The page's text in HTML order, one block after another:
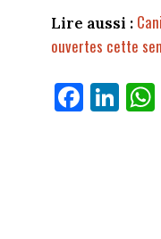
Lire aussi :
ouvertes cette
Fa
ce
Li
nk